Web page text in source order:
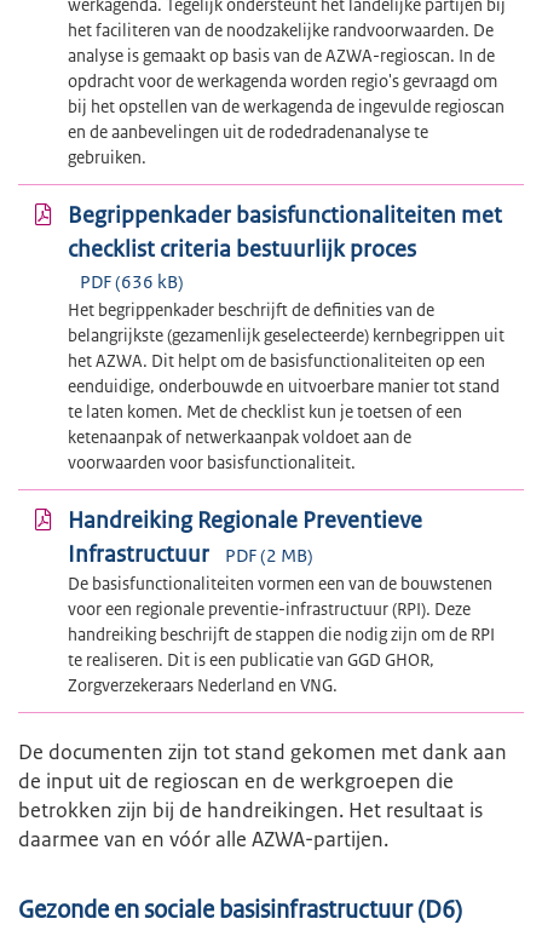
werkagenda. Tegelijk ondersteunt het landelijke partijen bij
het faciliteren van de noodzakelijke randvoorwaarden. De
analyse is gemaakt op basis van de AZWA-regioscan. In de
opdracht voor de werkagenda worden regio's gevraagd om
bij het opstellen van de werkagenda de ingevulde regioscan
en de aanbevelingen uit de rodedradenanalyse te
gebruiken.
Begrippenkader basisfunctionaliteiten met
checklist criteria bestuurlijk proces
PDF (636 kB)
Het begrippenkader beschrijft de definities van de
belangrijkste (gezamenlijk geselecteerde) kernbegrippen uit
het AZWA. Dit helpt om de basisfunctionaliteiten op een
eenduidige, onderbouwde en uitvoerbare manier tot stand
te laten komen. Met de checklist kun je toetsen of een
ketenaanpak of netwerkaanpak voldoet aan de
voorwaarden voor basisfunctionaliteit.
Handreiking Regionale Preventieve
Infrastructuur
PDF (2 MB)
De basisfunctionaliteiten vormen een van de bouwstenen
voor een regionale preventie-infrastructuur (RPI). Deze
handreiking beschrijft de stappen die nodig zijn om de RPI
te realiseren. Dit is een publicatie van GGD GHOR,
Zorgverzekeraars Nederland en VNG.
De documenten zijn tot stand gekomen met dank aan
de input uit de regioscan en de werkgroepen die
betrokken zijn bij de handreikingen. Het resultaat is
daarmee van en vóór alle AZWA-partijen.
Gezonde en sociale basisinfrastructuur (D6)